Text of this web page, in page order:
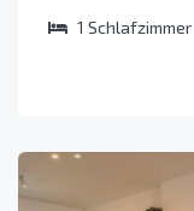
1 Schlafzimmer